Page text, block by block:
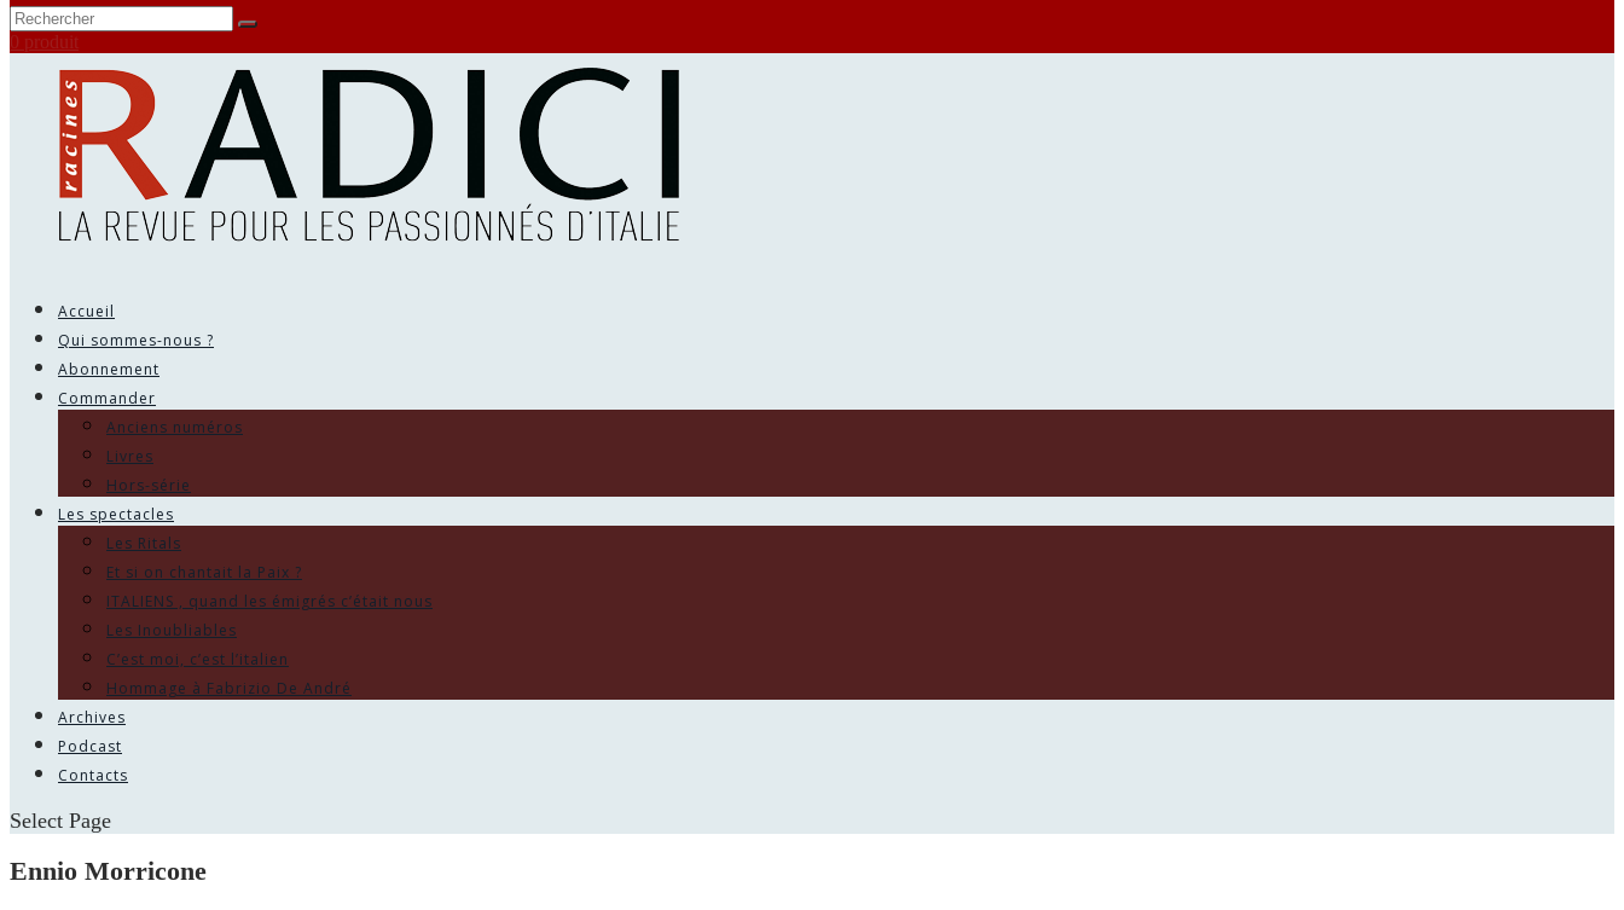
0 produit
Accueil
Qui sommes-nous ?
Abonnement
Commander
Anciens numéros
Livres
Hors-série
Les spectacles
Les Ritals
Et si on chantait la Paix ?
ITALIENS , quand les émigrés c’était nous
Les Inoubliables
C’est moi, c’est l’italien
Hommage à Fabrizio De André
Archives
Podcast
Contacts
Select Page
Ennio Morricone